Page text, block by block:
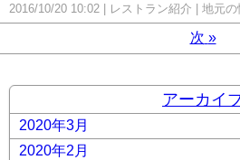
2016/10/20 10:02 レストラン紹介 地元の
次 »
アーカイ
2020年3月
2020年2月